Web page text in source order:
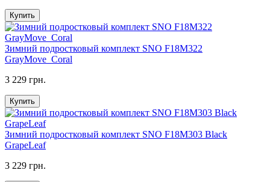
Купить
Зимний подростковый комплект SNO F18M322
GrayMove_Coral
3 229 грн.
Купить
Зимний подростковый комплект SNO F18M303 Black
GrapeLeaf
3 229 грн.